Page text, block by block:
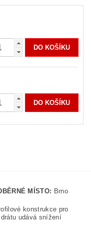
MÍSTO: Brno
konstrukce pro
udává snížení